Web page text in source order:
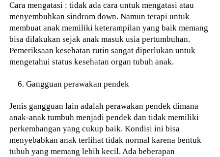
Cara mengatasi : tidak ada cara untuk mengatasi atau
menyembuhkan sindrom down. Namun terapi untuk
membuat anak memiliki keterampilan yang baik memang
bisa dilakukan sejak anak masuk usia pertumbuhan.
Pemeriksaan kesehatan rutin sangat diperlukan untuk
mengetahui status kesehatan organ tubuh anak.
Gangguan perawakan pendek
Jenis gangguan lain adalah perawakan pendek dimana
anak-anak tumbuh menjadi pendek dan tidak memiliki
perkembangan yang cukup baik. Kondisi ini bisa
menyebabkan anak terlihat tidak normal karena bentuk
tubuh yang memang lebih kecil. Ada beberapan